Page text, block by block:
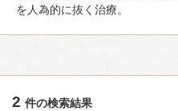
を人為的に抜く治療。
2 件の検索結果